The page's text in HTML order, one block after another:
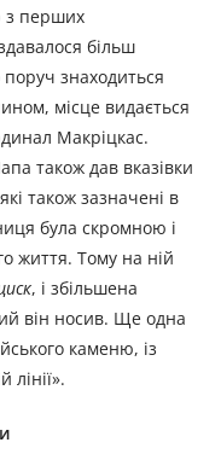
з перших
більш
знаходиться
місце видається
Макріцкас.
також дав вказівки
також зазначені в
була скромною і
життя. Тому на ній
, і збільшена
він носив. Ще одна
каменю, із
лінії».